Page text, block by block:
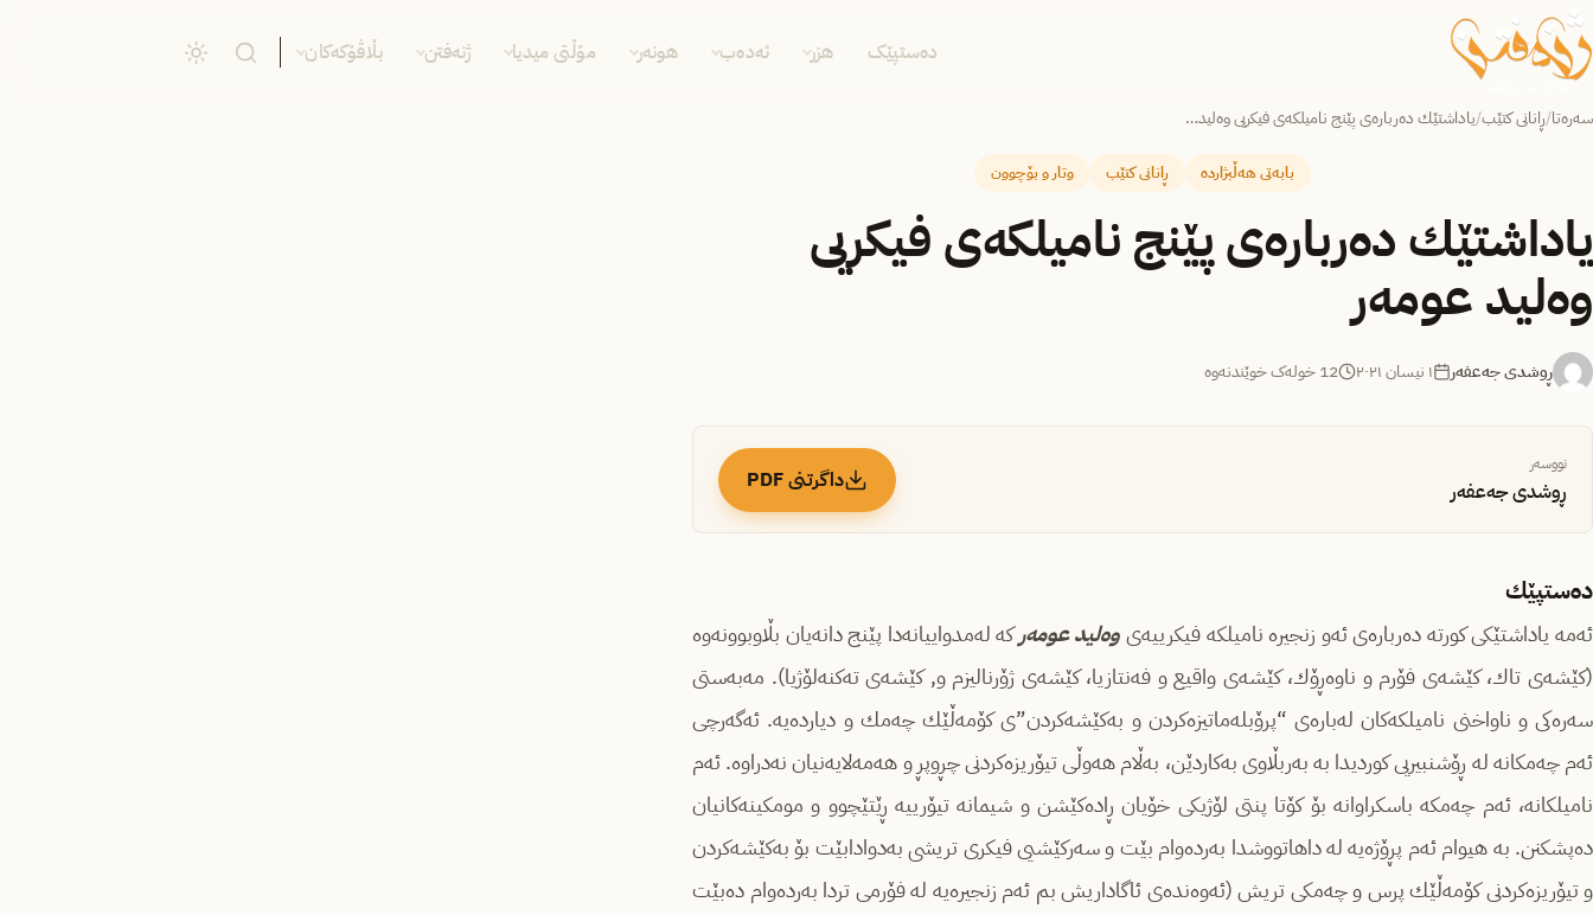
دەستپێک هزر ئەدەب هونەر مۆڵتی میدیا ژنەفتن بڵاڤۆکەکان
سەرەتا/ڕانانی کتێب/یاداشتێك ده‌رباره‌ی پێنج نامیلكه‌ی فیكریی وه‌لید…
بابەتی هەڵبژاردە ڕانانی کتێب وتار و بۆچوون
یاداشتێك ده‌رباره‌ی پێنج نامیلكه‌ی فیكریی
وه‌لید عومه‌ر
ڕوشدی جەعفەر ١ نیسان ٢٠٢١ 12 خولەک خوێندنەوە
نووسەر
ڕوشدی جەعفەر داگرتنی PDF
ده‌ستپێك
ئه‌مه‌ یاداشتێكی كورته‌ ده‌رباره‌ی ئه‌و زنجیره‌ نامیلكه‌ فیكرییه‌یوه‌لید عومه‌ركه‌ له‌مدواییانه‌دا پێنج دانه‌یان بڵاوبوونه‌وه‌
(كێشه‌ی تاك، كێشه‌ی فۆرم و ناوه‌ڕۆك، كێشه‌ی واقیع و فه‌نتازیا، كێشه‌ی ژۆرنالیزم و, كێشه‌ی ته‌كنه‌لۆژیا). مه‌به‌ستی
سه‌ره‌كی و ناواخنی نامیلكه‌كان له‌باره‌ی “پرۆبله‌ماتیزه‌كردن و به‌كێشه‌كردن”ی كۆمه‌ڵێك چه‌مك و دیارده‌یه. ئه‌گه‌رچی
ئه‌م چه‌مكانه‌ له‌ ڕۆشنبیریی كوردیدا به ‌به‌ربڵاوی به‌كاردێن، به‌ڵام هه‌وڵی تیۆریزه‌كردنی چڕوپڕ و هه‌مه‌لایه‌نیان نه‌دراوه‌. ئه‌م
نامیلكانه‌، ئه‌م چه‌مكه‌ باسكراوانه‌ بۆ كۆتا پنتی لۆژیكی خۆیان ڕاده‌كێشن و شیمانه‌ تیۆرییه‌ ڕێتێچوو و مومكینه‌كانیان
ده‌پشكنن.‌ به‌ هیوام ئه‌م پڕۆژه‌یه‌ له‌ داهاتووشدا به‌رده‌وام بێت و سه‌ركێشیی فیكری تریشی به‌دوادابێت بۆ به‌كێشه‌كردن
و تیۆریزه‌كردنی كۆمه‌ڵێك پرس و چه‌مكی تریش (ئه‌وه‌نده‌ی ئاگاداریش بم ئه‌م زنجیره‌یه‌ له‌ فۆرمی تردا به‌رده‌وام ده‌بێت